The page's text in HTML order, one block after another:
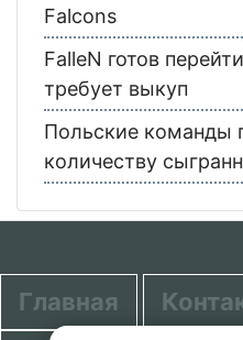
Falcons
FalleN готов
требует выкуп
Польские команды
количеству
Главная